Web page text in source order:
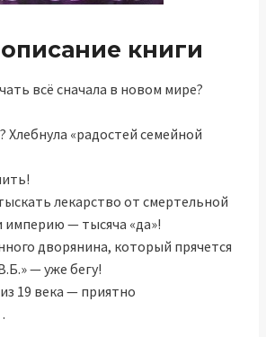
книги
всё сначала в новом мире?
Хлебнула «радостей семейной
лекарство от смертельной
империю — тысяча «да»!
дворянина, который прячется
— уже бегу!
19 века — приятно